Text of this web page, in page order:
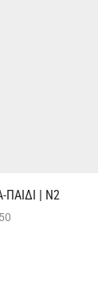
ΠΑΙΔΙ | Ν2